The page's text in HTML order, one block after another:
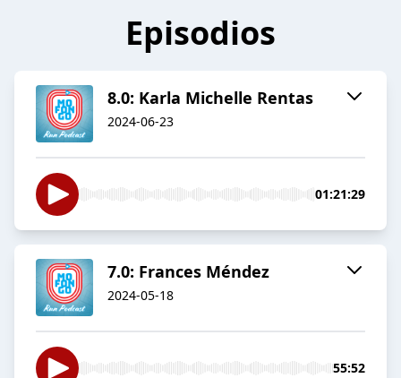
Episodios
8.0: Karla Michelle Rentas
2024-06-23
01:21:29
7.0: Frances Méndez
2024-05-18
55:52